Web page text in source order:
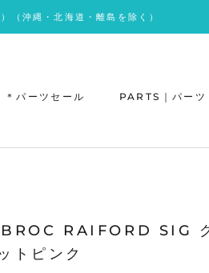
（沖縄・北海道・離島を除く）
＊パーツセール PARTS｜パーツ
RAIFORD SIG
トピンク